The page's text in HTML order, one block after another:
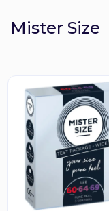
Mister Size